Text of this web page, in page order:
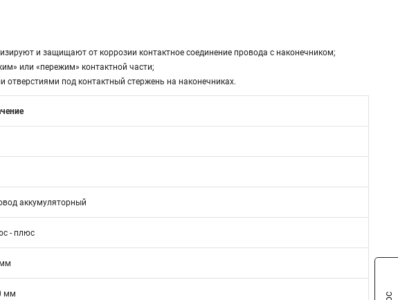
и защищают от коррозии контактное соединение провода с наконечником;
или «пережим» контактной части;
под контактный стержень на наконечниках.
аккумуляторный
- плюс
мм